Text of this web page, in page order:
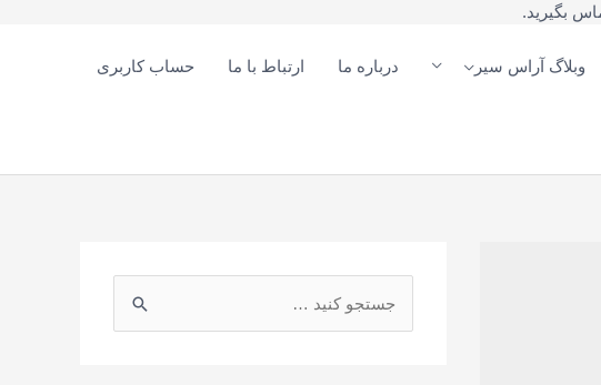
وبلاگ آراس سیر درباره ما ارتباط با ما حساب کاربری